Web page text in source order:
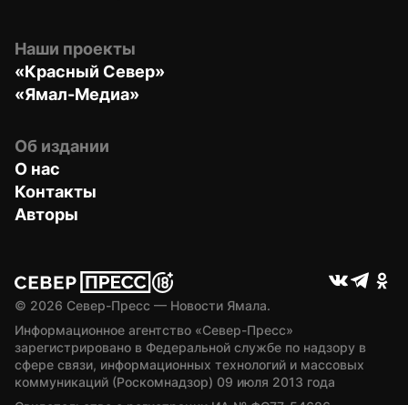
Наши проекты
«Красный Север»
«Ямал-Медиа»
Об издании
О нас
Контакты
Авторы
© 2026 Север-Пресс — Новости Ямала.
Информационное агентство «Север-Пресс»
зарегистрировано в Федеральной службе по надзору в
сфере связи, информационных технологий и массовых
коммуникаций (Роскомнадзор) 09 июля 2013 года